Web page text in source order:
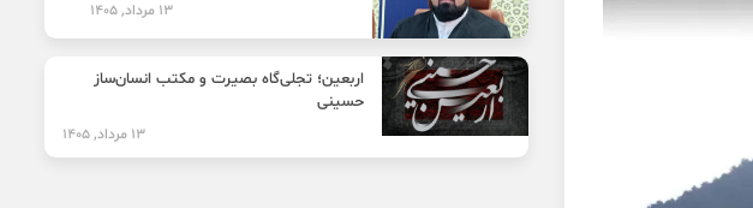
13 مرداد, 1405
اربعین؛ تجلی‌گاه بصیرت و مکتب انسان‌ساز
حسینی
13 مرداد, 1405